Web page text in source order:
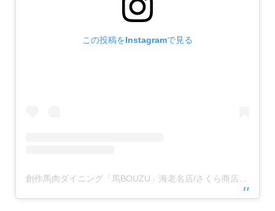
この投稿をInstagramで見る